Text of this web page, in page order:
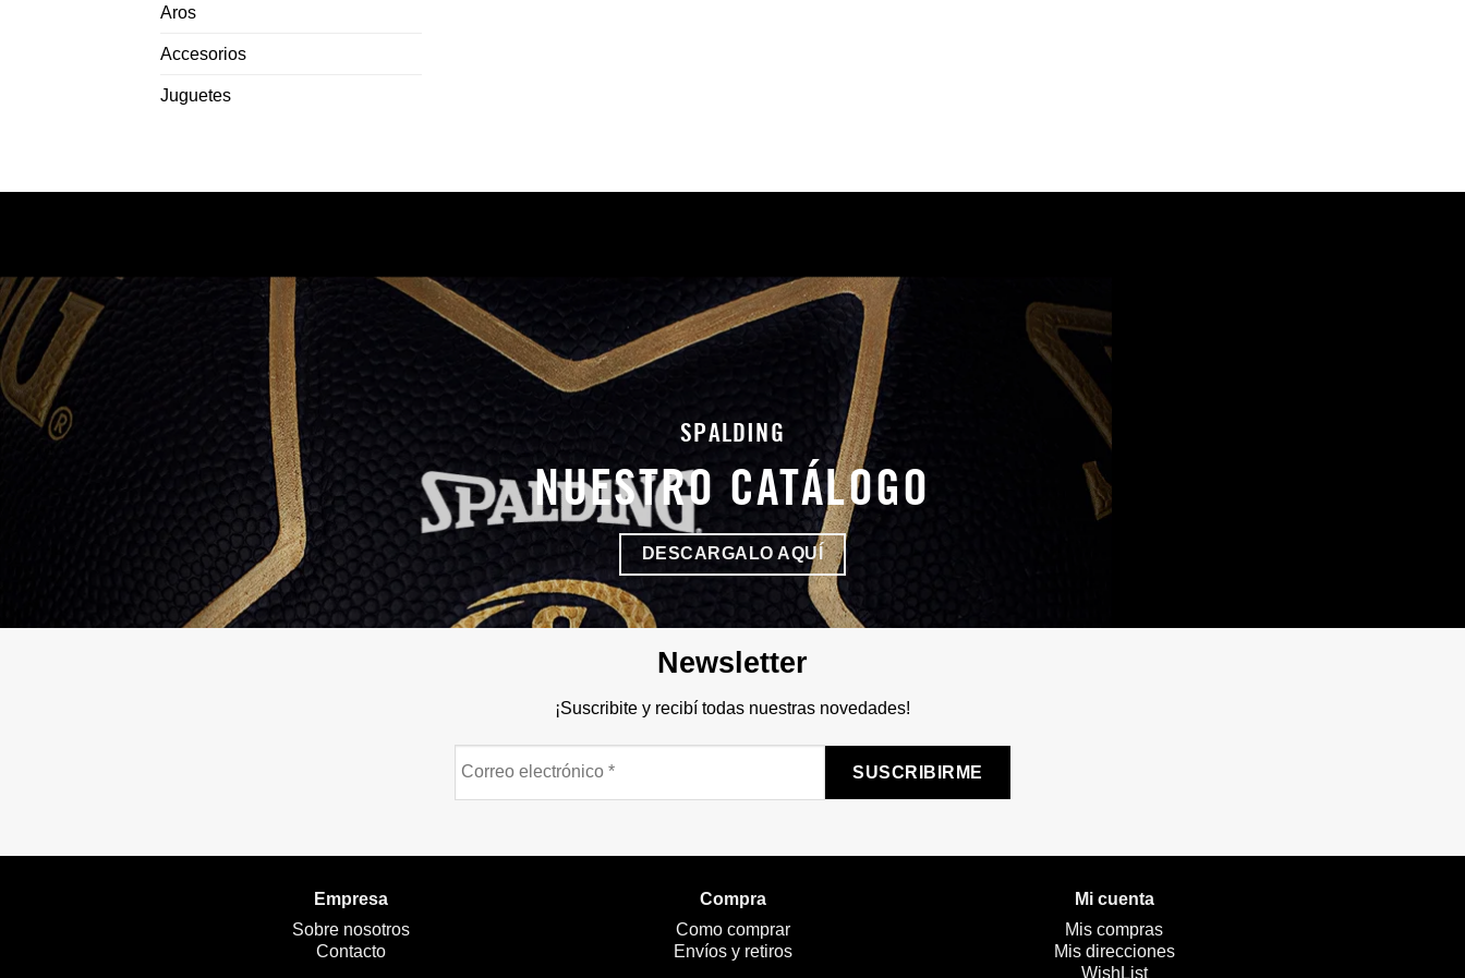
Aros
Accesorios
Juguetes
SPALDING
NUESTRO CATÁLOGO
DESCARGALO AQUÍ
Newsletter
¡Suscribite y recibí todas nuestras novedades!
electrónico
*
Empresa
Sobre nosotros
Contacto
Compra
Como comprar
Envíos y retiros
Mi cuenta
Mis compras
Mis direcciones
WishList